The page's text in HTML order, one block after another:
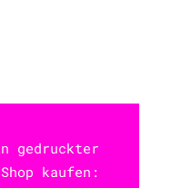
gedruckter
kaufen: